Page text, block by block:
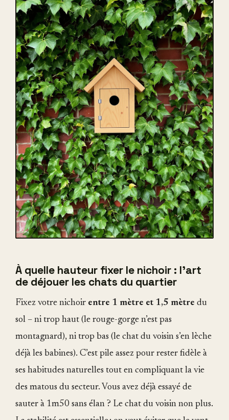
À quelle hauteur fixer le nichoir : l'art
de déjouer les chats du quartier
Fixez votre nichoir entre 1 mètre et 1,5 mètre du
sol – ni trop haut (le rouge-gorge n’est pas
montagnard), ni trop bas (le chat du voisin s’en lèche
déjà les babines). C’est pile assez pour rester fidèle à
ses habitudes naturelles tout en compliquant la vie
des matous du secteur. Vous avez déjà essayé de
sauter à 1m50 sans élan ? Le chat du voisin non plus.